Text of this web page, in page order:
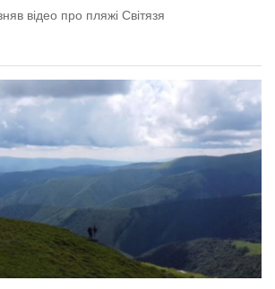
відео про пляжі Світязя